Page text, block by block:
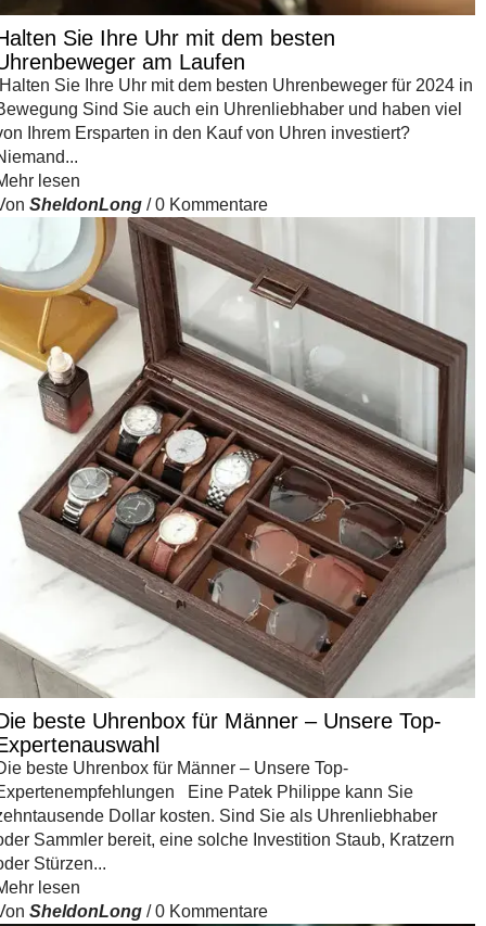
Sie Ihre Uhr mit dem besten
am Laufen
Sie Ihre Uhr mit dem besten Uhrenbeweger für 2024 in
Sind Sie auch ein Uhrenliebhaber und haben viel
Ihrem Ersparten in den Kauf von Uhren investiert?
lesen
SheldonLong / 0 Kommentare
beste Uhrenbox für Männer – Unsere Top-
beste Uhrenbox für Männer – Unsere Top-
Eine Patek Philippe kann Sie
Dollar kosten. Sind Sie als Uhrenliebhaber
Sammler bereit, eine solche Investition Staub, Kratzern
Stürzen...
lesen
SheldonLong / 0 Kommentare